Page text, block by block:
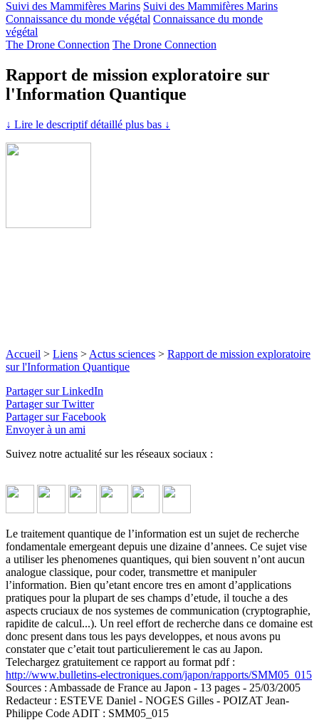
Suivi des Mammifères Marins Suivi des Mammifères Marins
Connaissance du monde végétal Connaissance du monde
végétal
The Drone Connection The Drone Connection
Rapport de mission exploratoire sur
l'Information Quantique
↓ Lire le descriptif détaillé plus bas ↓
Accueil > Liens > Actus sciences > Rapport de mission exploratoire
sur l'Information Quantique
Partager sur LinkedIn
Partager sur Twitter
Partager sur Facebook
Envoyer à un ami
Suivez notre actualité sur les réseaux sociaux :
Le traitement quantique de l’information est un sujet de recherche
fondamentale emergeant depuis une dizaine d’annees. Ce sujet vise
a utiliser les phenomenes quantiques, qui bien souvent n’ont aucun
analogue classique, pour coder, transmettre et manipuler
l’information. Bien qu’etant encore tres en amont d’applications
pratiques pour la plupart de ses champs d’etude, il touche a des
aspects cruciaux de nos systemes de communication (cryptographie,
rapidite de calcul...). Un reel effort de recherche dans ce domaine est
donc present dans tous les pays developpes, et nous avons pu
constater que c’etait tout particulierement le cas au Japon.
Telechargez gratuitement ce rapport au format pdf :
http://www.bulletins-electroniques.com/japon/rapports/SMM05_015
Sources : Ambassade de France au Japon - 13 pages - 25/03/2005
Redacteur : ESTEVE Daniel - NOGES Gilles - POIZAT Jean-
Philippe Code ADIT : SMM05_015